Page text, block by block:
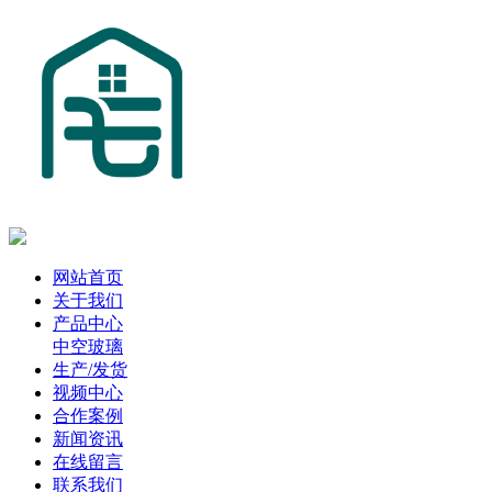
网站首页
关于我们
产品中心
中空玻璃
生产/发货
视频中心
合作案例
新闻资讯
在线留言
联系我们